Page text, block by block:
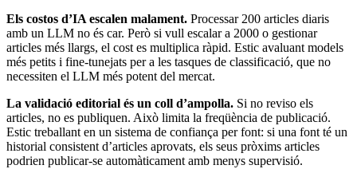
Els costos d’IA escalen malament. Processar 200 articles diaris
amb un LLM no és car. Però si vull escalar a 2000 o gestionar
articles més llargs, el cost es multiplica ràpid. Estic avaluant models
més petits i fine-tunejats per a les tasques de classificació, que no
necessiten el LLM més potent del mercat.
La validació editorial és un coll d’ampolla. Si no reviso els
articles, no es publiquen. Això limita la freqüència de publicació.
Estic treballant en un sistema de confiança per font: si una font té un
historial consistent d’articles aprovats, els seus pròxims articles
podrien publicar-se automàticament amb menys supervisió.